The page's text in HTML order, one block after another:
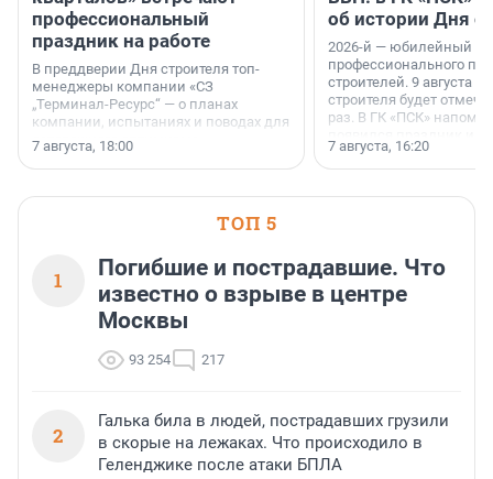
профессиональный
праздник на работе
В преддверии Дня строителя топ-
менеджеры компании «СЗ
„Терминал-Ресурс“ — о планах
компании, испытаниях и поводах для
осторожного оптимизма.
7 августа, 18:00
об истории Дня
2026-й — юбилейный
профессионального
строителей. 9 августа
строителя будет
раз. В ГК «ПСК»
поменялась роль
7 августа, 16:20
ТОП 5
1
Погибшие и пострадавшие. Что
известно о взрыве в центре
Москвы
93 254 217
2
Галька била в людей, пострадавших грузили
в скорые на лежаках. Что происходило в
Геленджике после атаки БПЛА